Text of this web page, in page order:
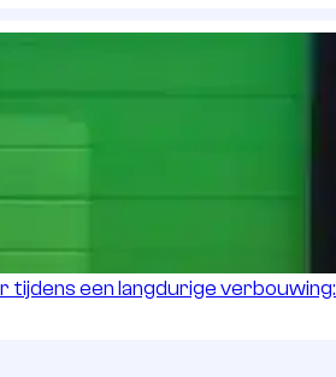
tijdens een langdurige